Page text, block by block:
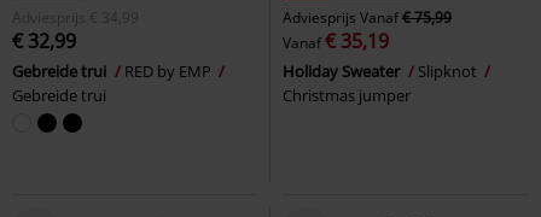
Adviesprijs
€ 34,99
€ 32,99
Gebreide trui
RED by EMP
Gebreide trui
Adviesprijs Vanaf€ 75,99
Vanaf€ 35,19
Holiday Sweater
Slipknot
Christmas jumper